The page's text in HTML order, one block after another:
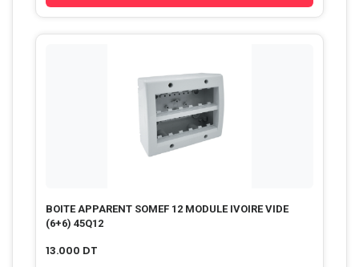
BOITE APPARENT SOMEF 12 MODULE IVOIRE VIDE
(6+6) 45Q12
13.000 DT